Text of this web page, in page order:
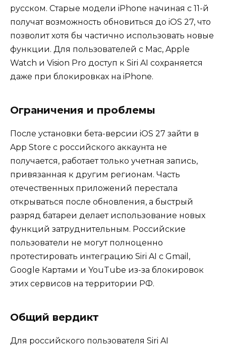
русском. Старые модели iPhone начиная с 11-й
получат возможность обновиться до iOS 27, что
позволит хотя бы частично использовать новые
функции. Для пользователей с Mac, Apple
Watch и Vision Pro доступ к Siri AI сохраняется
даже при блокировках на iPhone.
Ограничения и проблемы
После установки бета-версии iOS 27 зайти в
App Store с российского аккаунта не
получается, работает только учетная запись,
привязанная к другим регионам. Часть
отечественных приложений перестала
открываться после обновления, а быстрый
разряд батареи делает использование новых
функций затруднительным. Российские
пользователи не могут полноценно
протестировать интеграцию Siri AI с Gmail,
Google Картами и YouTube из-за блокировок
этих сервисов на территории РФ.
Общий вердикт
Для российского пользователя Siri AI